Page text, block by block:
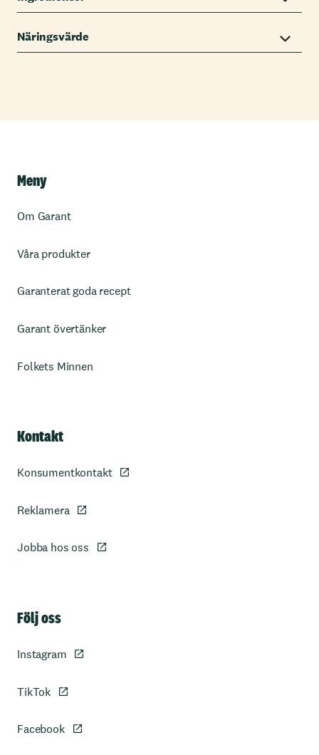
Näringsvärde
Meny
Om Garant
Våra produkter
Garanterat goda recept
Garant övertänker
Folkets Minnen
Kontakt
Konsumentkontakt
Reklamera
Jobba hos oss
Följ oss
Instagram
TikTok
Facebook